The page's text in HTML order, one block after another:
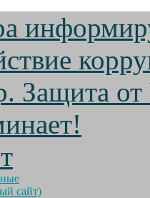
Защита
сайт)